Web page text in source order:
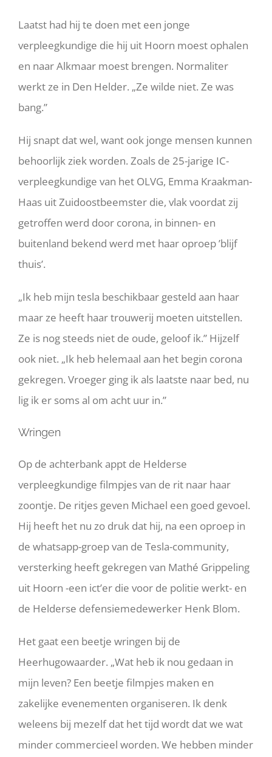
Laatst had hij te doen met een jonge
verpleegkundige die hij uit Hoorn moest ophalen
en naar Alkmaar moest brengen. Normaliter
werkt ze in Den Helder. „Ze wilde niet. Ze was
bang.”
Hij snapt dat wel, want ook jonge mensen kunnen
behoorlijk ziek worden. Zoals de 25-jarige IC-
verpleegkundige van het OLVG, Emma Kraakman-
Haas uit Zuidoostbeemster die, vlak voordat zij
getroffen werd door corona, in binnen- en
buitenland bekend werd met haar oproep ’blijf
thuis’.
„Ik heb mijn tesla beschikbaar gesteld aan haar
maar ze heeft haar trouwerij moeten uitstellen.
Ze is nog steeds niet de oude, geloof ik.” Hijzelf
ook niet. „Ik heb helemaal aan het begin corona
gekregen. Vroeger ging ik als laatste naar bed, nu
lig ik er soms al om acht uur in.”
Wringen
Op de achterbank appt de Helderse
verpleegkundige filmpjes van de rit naar haar
zoontje. De ritjes geven Michael een goed gevoel.
Hij heeft het nu zo druk dat hij, na een oproep in
de whatsapp-groep van de Tesla-community,
versterking heeft gekregen van Mathé Grippeling
uit Hoorn -een ict’er die voor de politie werkt- en
de Helderse defensiemedewerker Henk Blom.
Het gaat een beetje wringen bij de
Heerhugowaarder. „Wat heb ik nou gedaan in
mijn leven? Een beetje filmpjes maken en
zakelijke evenementen organiseren. Ik denk
weleens bij mezelf dat het tijd wordt dat we wat
minder commercieel worden. We hebben minder